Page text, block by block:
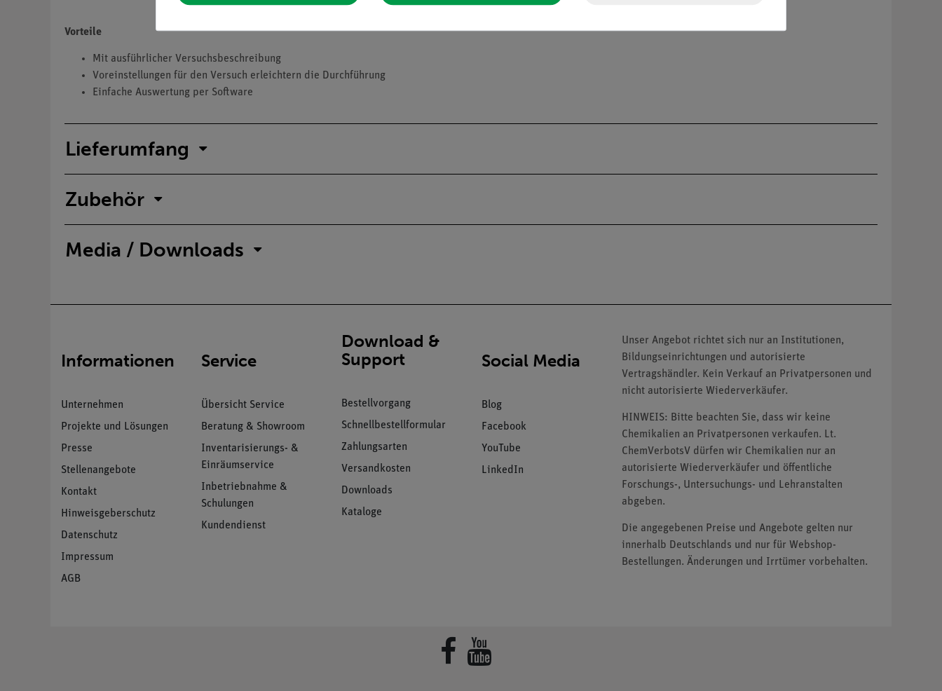
Vorteile
Mit ausführlicher Versuchsbeschreibung
Voreinstellungen für den Versuch erleichtern die Durchführung
Einfache Auswertung per Software
Lieferumfang
Zubehör
Media / Downloads
Informationen
Unternehmen
Projekte und Lösungen
Presse
Stellenangebote
Kontakt
Hinweisgeberschutz
Datenschutz
Impressum
AGB
Service
Übersicht Service
Beratung & Showroom
Inventarisierungs- &
Einräumservice
Inbetriebnahme &
Schulungen
Kundendienst
Download &
Support
Bestellvorgang
Schnellbestellformular
Zahlungsarten
Versandkosten
Downloads
Kataloge
Social Media
Blog
Facebook
YouTube
LinkedIn
Unser Angebot richtet sich nur an Institutionen,
Bildungseinrichtungen und autorisierte
Vertragshändler. Kein Verkauf an Privatpersonen und
nicht autorisierte Wiederverkäufer.
HINWEIS: Bitte beachten Sie, dass wir keine
Chemikalien an Privatpersonen verkaufen. Lt.
ChemVerbotsV dürfen wir Chemikalien nur an
autorisierte Wiederverkäufer und öffentliche
Forschungs-, Untersuchungs- und Lehranstalten
abgeben.
Die angegebenen Preise und Angebote gelten nur
innerhalb Deutschlands und nur für Webshop-
Bestellungen. Änderungen und Irrtümer vorbehalten.